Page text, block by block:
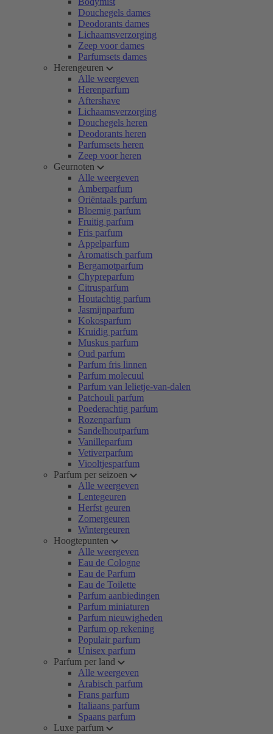
Douchegels dames
Deodorants dames
Lichaamsverzorging
Zeep voor dames
Parfumsets dames
Herengeuren
Alle weergeven
Herenparfum
Aftershave
Lichaamsverzorging
Douchegels heren
Deodorants heren
Parfumsets heren
Zeep voor heren
Geurnoten
Alle weergeven
Amberparfum
Oriëntaals parfum
Bloemig parfum
Fruitig parfum
Fris parfum
Appelparfum
Aromatisch parfum
Bergamotparfum
Chypreparfum
Citrusparfum
Houtachtig parfum
Jasmijnparfum
Kokosparfum
Kruidig parfum
Muskus parfum
Oud parfum
Parfum fris linnen
Parfum molecuul
Parfum van lelietje-van-dalen
Patchouli parfum
Poederachtig parfum
Rozenparfum
Sandelhoutparfum
Vanilleparfum
Vetiverparfum
Viooltjesparfum
Parfum per seizoen
Alle weergeven
Lentegeuren
Herfst geuren
Zomergeuren
Wintergeuren
Hoogtepunten
Alle weergeven
Eau de Cologne
Eau de Parfum
Eau de Toilette
Parfum aanbiedingen
Parfum miniaturen
Parfum nieuwigheden
Parfum op rekening
Populair parfum
Unisex parfum
Parfum per land
Alle weergeven
Arabisch parfum
Frans parfum
Italiaans parfum
Spaans parfum
Luxe parfum